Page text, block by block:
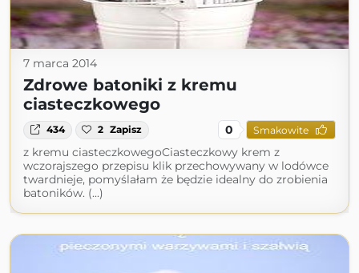
7 marca 2014
Zdrowe batoniki z kremu
ciasteczkowego
434 2 Zapisz 0 Smakowite
z kremu ciasteczkowegoCiasteczkowy krem z
wczorajszego przepisu klik przechowywany w lodówce
twardnieje, pomyślałam że będzie idealny do zrobienia
batoników. (...)